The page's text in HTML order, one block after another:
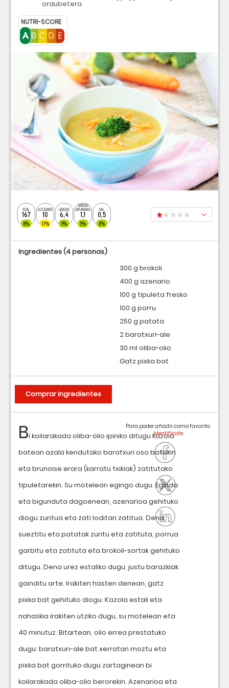
ordubetera
NUTRI-SCORE
KCAL
167
8%
AZÚCARES
10
11%
GRASAS
6,4
9%
GRASAS
SATURADAS
1,1
5%
SAL
0,5
8%
Bi koilarakada oliba-olio ipiniko ditugu kazola
batean azala kendutako baratxuri oso batekin
eta brunoise erara (karratu txikiak) zatitutako
tipuletarekin. Su motelean egingo dugu. Eginda
eta bigunduta dagoenean, azenarioa gehituko
diogu zuritua eta zati loditan zatitua. Dena
sueztitu eta patatak zuritu eta zatituta, porrua
garbitu eta zatituta eta brokoli-sortak gehituko
ditugu. Dena urez estaliko dugu, justu barazkiak
gainditu arte. Irakiten hasten denean, gatz
pixka bat gehituko diogu. Kazola estali eta
nahaskia irakiten utziko dugu, su motelean eta
40 minutuz. Bitartean, olio errea prestatuko
dugu: baratxuri-ale bat xerratan moztu eta
pixka bat gorrituko dugu zartaginean bi
koilarakada oliba-olio berorekin. Azenarioa eta
Para poder añadir como favorito
Ingredientes(4 personas)
300 g brokoli
400 g azenario
100 g tipuleta fresko
100 g porru
250 g patata
2 baratxuri-ale
30 ml oliba-olio
Gatz pixka bat
Comprar ingredientes